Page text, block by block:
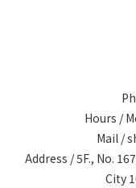
Hours /
Mail /
Address / 5F., No.
City